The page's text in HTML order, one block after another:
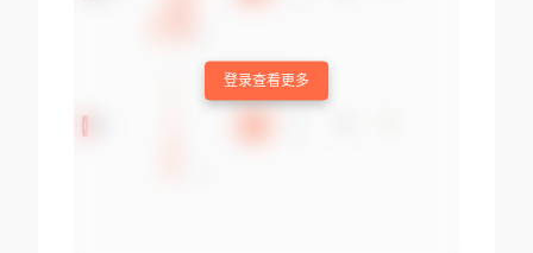
登录查看更多